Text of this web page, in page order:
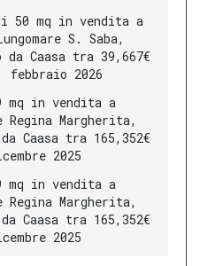
50 mq in vendita a
S. Saba,
da Caasa tra 39,667€
febbraio 2026
mq in vendita a
Margherita,
Caasa tra 165,352€
2025
mq in vendita a
Margherita,
Caasa tra 165,352€
2025